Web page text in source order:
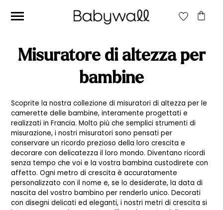
Misuratore di altezza per
bambine
Scoprite la nostra collezione di misuratori di altezza per le
camerette delle bambine, interamente progettati e
realizzati in Francia. Molto più che semplici strumenti di
misurazione, i nostri misuratori sono pensati per
conservare un ricordo prezioso della loro crescita e
decorare con delicatezza il loro mondo. Diventano ricordi
senza tempo che voi e la vostra bambina custodirete con
affetto. Ogni metro di crescita è accuratamente
personalizzato con il nome e, se lo desiderate, la data di
nascita del vostro bambino per renderlo unico. Decorati
con disegni delicati ed eleganti, i nostri metri di crescita si
Prezzo
Min
Prezzo
Max
Prezzo:40€